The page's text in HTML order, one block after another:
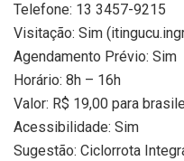
Telefone: 13 3457-9215
Visitação: Sim
Agendamento Prévio: Sim
Horário: 8h – 16h
Valor: R$ 19,00 para
Acessibilidade: Sim
Sugestão: Ciclorrota